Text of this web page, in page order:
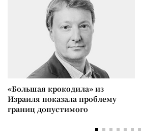
«Большая крокодила» из
Израиля показала проблему
границ допустимого